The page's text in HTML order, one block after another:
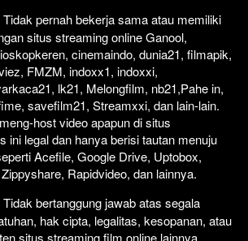
Tidak pernah bekerja sama atau memiliki
situs streaming online Ganool,
cinemaindo, dunia21, filmapik,
FMZM, indoxx1, indoxxi,
lk21, Melongfilm, nb21,Pahe in,
savefilm21, Streamxxi, dan lain-lain.
host video apapun di situs
ini legal dan hanya berisi tautan menuju
Acefile, Google Drive, Uptobox,
Rapidvideo, dan lainnya.
Tidak bertanggung jawab atas segala
hak cipta, legalitas, kesopanan, atau